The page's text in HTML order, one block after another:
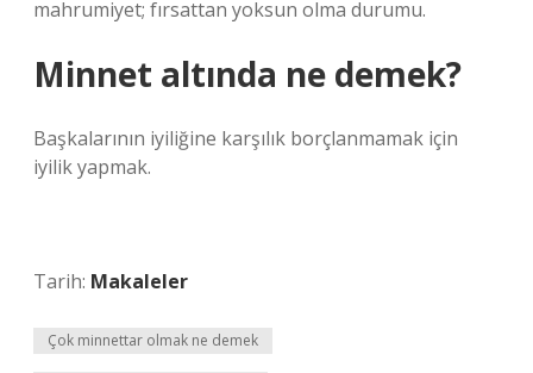
mahrumiyet; fırsattan yoksun olma durumu.
Minnet altında ne demek?
Başkalarının iyiliğine karşılık borçlanmamak için
iyilik yapmak.
Tarih: Makaleler
Çok minnettar olmak ne demek